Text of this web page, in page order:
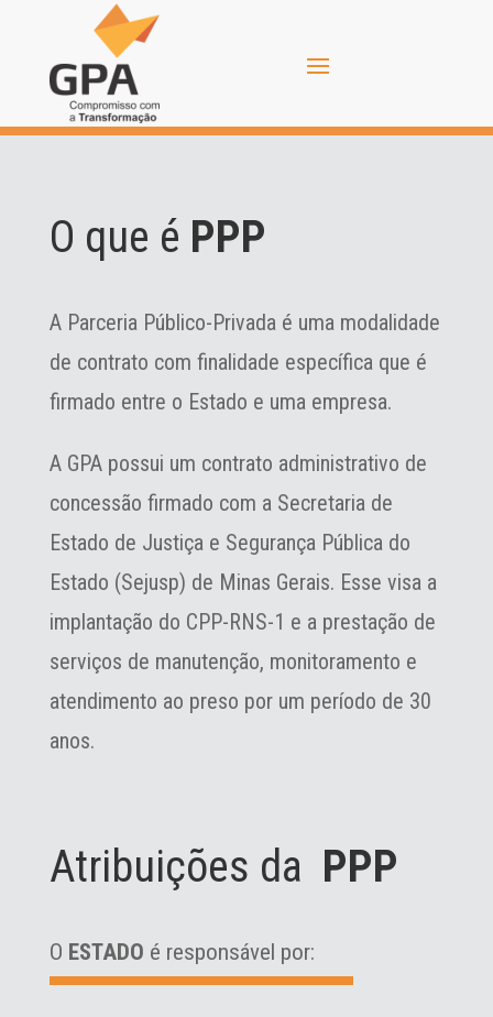
O que é PPP
A Parceria Público-Privada é uma modalidade
de contrato com finalidade específica que é
firmado entre o Estado e uma empresa.
A GPA possui um contrato administrativo de
concessão firmado com a Secretaria de
Estado de Justiça e Segurança Pública do
Estado (Sejusp) de Minas Gerais. Esse visa a
implantação do CPP-RNS-1 e a prestação de
serviços de manutenção, monitoramento e
atendimento ao preso por um período de 30
anos.
Atribuições da PPP
O ESTADO é responsável por: